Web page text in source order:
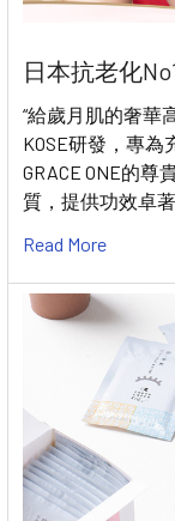
日本抗老化
“給歲月肌的奢華
KOSE研發，專為
GRACE ONE的
質，提供功效卓著
Read More